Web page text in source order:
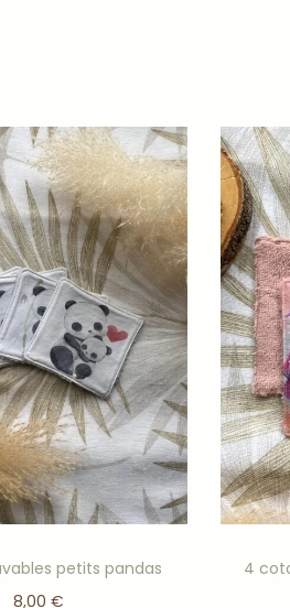
petits pandas
8,00 €
4